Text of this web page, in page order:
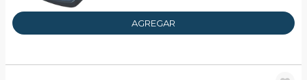
AGREGAR